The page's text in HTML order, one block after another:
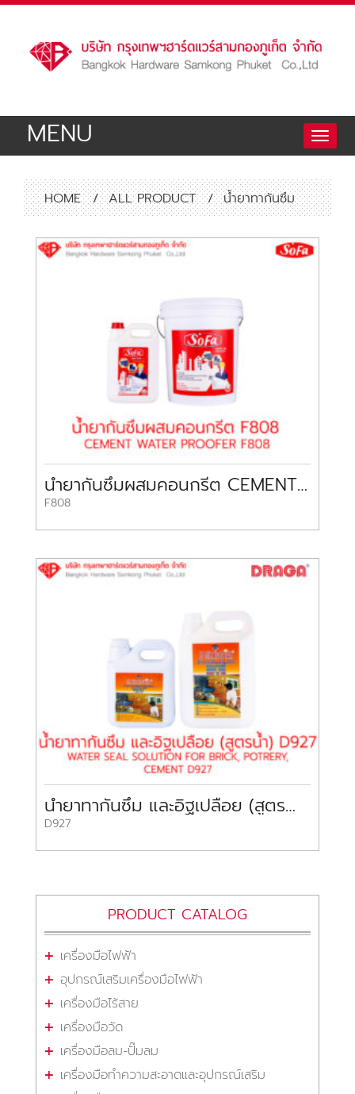
Toggle
MENU
HOME / ALL PRODUCT / น้ำยาทากันซึม
น้ำยากันซึมผสมคอนกรีต CEMENT WATER PROOFER F808 DRAGA
F808
น้ำยาทากันซึม และอิฐเปลือย (สูตรน้ำ) WATER SEAL SOLUTION FOR BRICK, POTTERY, CEMENT D927
D927
PRODUCT CATALOG
เครื่องมือไฟฟ้า
อุปกรณ์เสริมเครื่องมือไฟฟ้า
เครื่องมือไร้สาย
เครื่องมือวัด
เครื่องมือลม-ปั๊มลม
เครื่องมือทำความสะอาดและอุปกรณ์เสริม